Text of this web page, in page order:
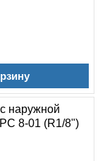
наружной
8-01 (R1/8")